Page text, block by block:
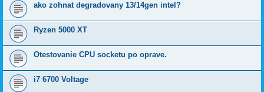
ako zohnat degradovany 13/14gen intel?
Ryzen 5000 XT
Otestovanie CPU socketu po oprave.
i7 6700 Voltage